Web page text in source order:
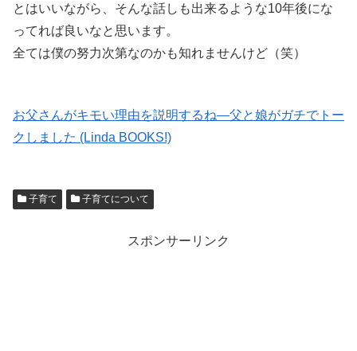
とはいいながら、そんな話しも出来るような10年後にな
ってれば良いなと思います。
全ては僕の努力次第なのかも知れませんけど（笑）
お父さんがキモい理由を説明するね―父と娘がガチでトー
クしました (Linda BOOKS!)
子育て 子育てについて
スポンサーリンク